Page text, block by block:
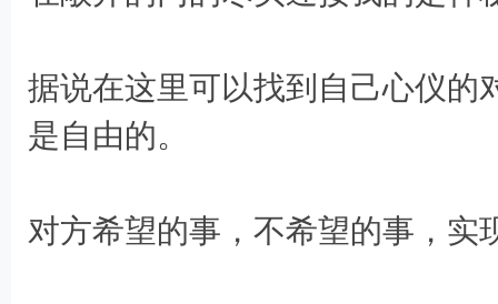
据说在这里可以找到自己心仪的
是自由的。
对方希望的事，不希望的事，实